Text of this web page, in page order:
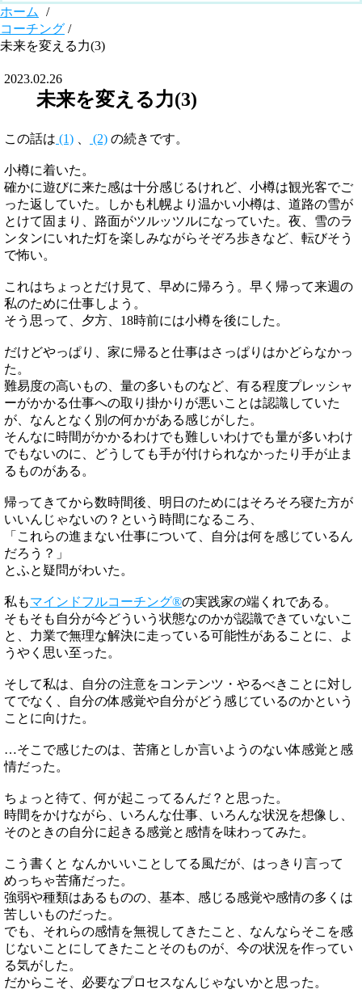
ホーム
/
コーチング /
未来を変える力(3)
2023.02.26
未来を変える力(3)
この話は (1) (2) の続きです。
小樽に着いた。
確かに遊びに来た感は十分感じるけれど、小樽は観光客でご
った返していた。しかも札幌より温かい小樽は、道路の雪が
とけて固まり、路面がツルッツルになっていた。夜、雪のラ
ンタンにいれた灯を楽しみながらそぞろ歩きなど、転びそう
で怖い。
これはちょっとだけ見て、早めに帰ろう。早く帰って来週の
私のために仕事しよう。
そう思って、夕方、18時前には小樽を後にした。
だけどやっぱり、家に帰ると仕事はさっぱりはかどらなかっ
た。
難易度の高いもの、量の多いものなど、有る程度プレッシャ
ーがかかる仕事への取り掛かりが悪いことは認識していた
が、なんとなく別の何かがある感じがした。
そんなに時間がかかるわけでも難しいわけでも量が多いわけ
でもないのに、どうしても手が付けられなかったり手が止ま
るものがある。
帰ってきてから数時間後、明日のためにはそろそろ寝た方が
いいんじゃないの？という時間になるころ、
「これらの進まない仕事について、自分は何を感じているん
だろう？」
とふと疑問がわいた。
私もマインドフルコーチング®の実践家の端くれである。
そもそも自分が今どういう状態なのかが認識できていないこ
と、力業で無理な解決に走っている可能性があることに、よ
うやく思い至った。
そして私は、自分の注意をコンテンツ・やるべきことに対し
てでなく、自分の体感覚や自分がどう感じているのかという
ことに向けた。
…そこで感じたのは、苦痛としか言いようのない体感覚と感
情だった。
ちょっと待て、何が起こってるんだ？と思った。
時間をかけながら、いろんな仕事、いろんな状況を想像し、
そのときの自分に起きる感覚と感情を味わってみた。
こう書くと なんかいいことしてる風だが、はっきり言って
めっちゃ苦痛だった。
強弱や種類はあるものの、基本、感じる感覚や感情の多くは
苦しいものだった。
でも、それらの感情を無視してきたこと、なんならそこを感
じないことにしてきたことそのものが、今の状況を作ってい
る気がした。
だからこそ、必要なプロセスなんじゃないかと思った。